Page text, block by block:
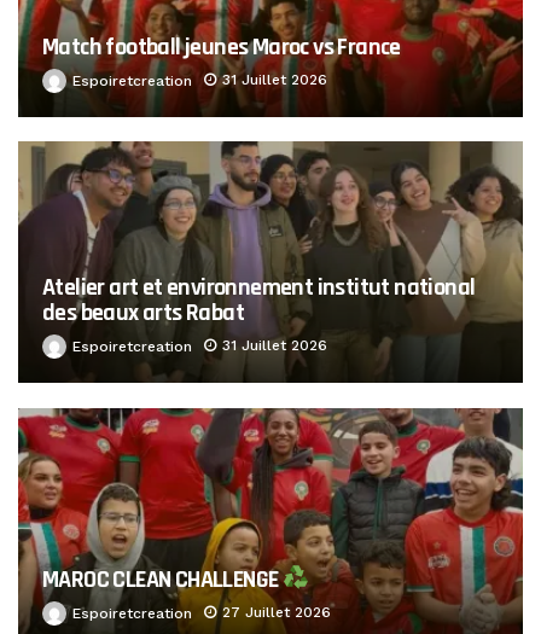
Match football jeunes Maroc vs France
Espoiretcreation 31 Juillet 2026
Atelier art et environnement institut national
des beaux arts Rabat
Espoiretcreation 31 Juillet 2026
MAROC CLEAN CHALLENGE
Espoiretcreation 27 Juillet 2026